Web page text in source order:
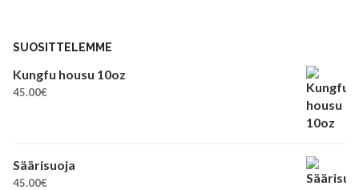
SUOSITTELEMME
Kungfu housu 10oz
45.00€
Säärisuoja
45.00€